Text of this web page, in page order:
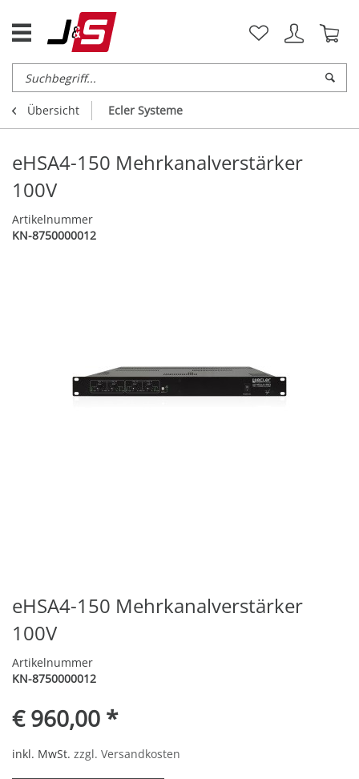
Übersicht Ecler Systeme
eHSA4-150 Mehrkanalverstärker
100V
Artikelnummer
KN-8750000012
eHSA4-150 Mehrkanalverstärker
100V
Artikelnummer
KN-8750000012
€ 960,00 *
inkl. MwSt. zzgl. Versandkosten